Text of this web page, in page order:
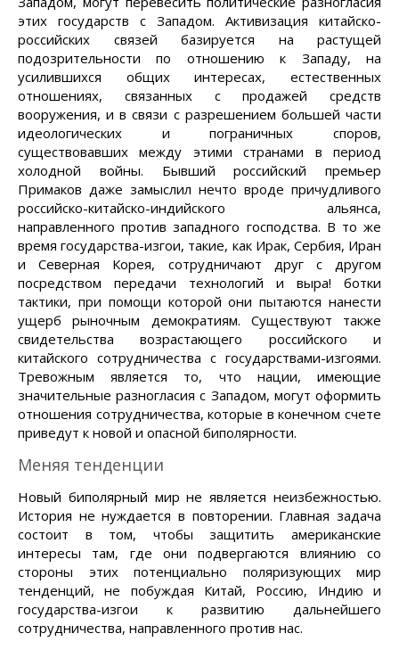
этих государств с Западом. Активизация китайско-
российских связей базируется на растущей
подозрительности по отношению к Западу, на
усилившихся общих интересах, естественных
отношениях, связанных с продажей средств
вооружения, и в связи с разрешением большей части
идеологических и пограничных споров,
существовавших между этими странами в период
холодной войны. Бывший российский премьер
Примаков даже замыслил нечто вроде причудливого
российско-китайско-индийского альянса,
направленного против западного господства. В то же
время государства-изгои, такие, как Ирак, Сербия, Иран
и Северная Корея, сотрудничают друг с другом
посредством передачи технологий и выра! ботки
тактики, при помощи которой они пытаются нанести
ущерб рыночным демократиям. Существуют также
свидетельства возрастающего российского и
китайского сотрудничества с государствами-изгоями.
Тревожным является то, что нации, имеющие
значительные разногласия с Западом, могут оформить
отношения сотрудничества, которые в конечном счете
приведут к новой и опасной биполярности.
Меняя тенденции
Новый биполярный мир не является неизбежностью.
История не нуждается в повторении. Главная задача
состоит в том, чтобы защитить американские
интересы там, где они подвергаются влиянию со
стороны этих потенциально поляризующих мир
тенденций, не побуждая Китай, Россию, Индию и
государства-изгои к развитию дальнейшего
сотрудничества, направленного против нас.